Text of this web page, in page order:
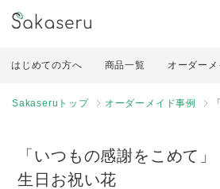
はじめての方へ 商品一覧 オーダーメ
Sakaseruトップ オーダーメイド事例
「いつもの感謝をこめて
生日お祝い花